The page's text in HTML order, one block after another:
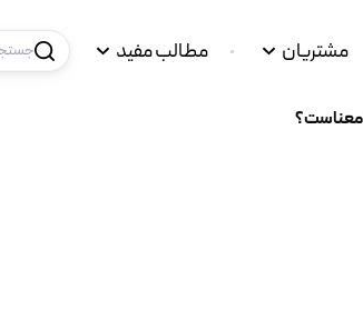
مشتریان مطالب مفید
معناست؟